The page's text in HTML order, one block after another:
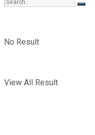
No Result
View All Result